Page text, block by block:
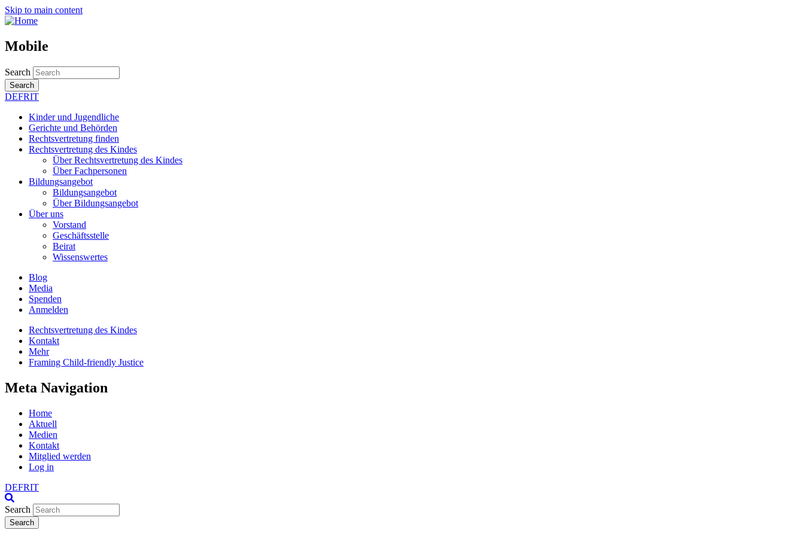
Skip to main content
Mobile
Search
Search
DEFRIT
Kinder und Jugendliche
Gerichte und Behörden
Rechtsvertretung finden
Rechtsvertretung des Kindes
Über Rechtsvertretung des Kindes
Über Fachpersonen
Bildungsangebot
Bildungsangebot
Über Bildungsangebot
Über uns
Vorstand
Geschäftsstelle
Beirat
Wissenswertes
Blog
Media
Spenden
Anmelden
Rechtsvertretung des Kindes
Kontakt
Mehr
Framing Child-friendly Justice
Meta Navigation
Home
Aktuell
Medien
Kontakt
Mitglied werden
Log in
DEFRIT
Search
Search